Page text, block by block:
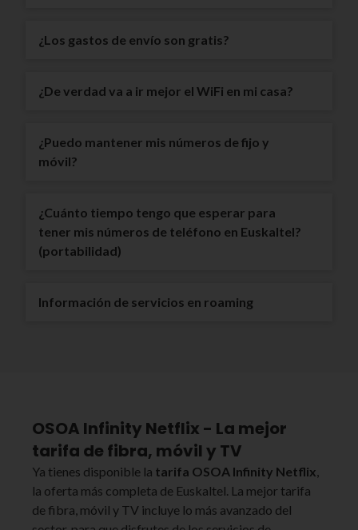
¿Los gastos de envío son gratis?
¿De verdad va a ir mejor el WiFi en mi casa?
¿Puedo mantener mis números de fijo y
móvil?
¿Cuánto tiempo tengo que esperar para
tener mis números de teléfono en Euskaltel?
(portabilidad)
Información de servicios en roaming
OSOA Infinity Netflix - La mejor
tarifa de fibra, móvil y TV
Ya tienes disponible la tarifa OSOA Infinity Netflix,
la oferta más completa de Euskaltel. La mejor tarifa
de fibra, móvil y TV incluye lo más avanzado del